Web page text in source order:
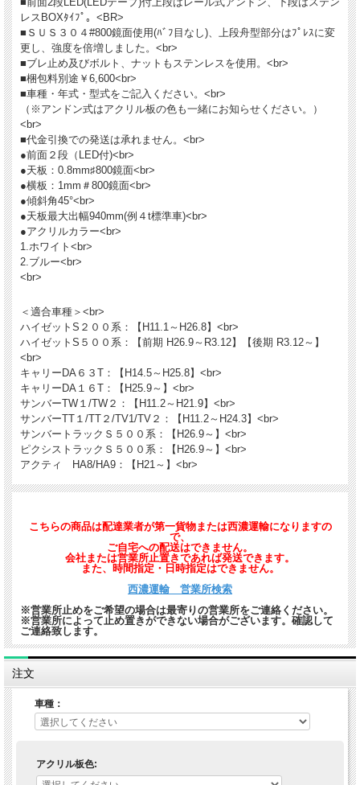
レスBOXﾀｲﾌﾟ。<BR>
■ＳＵＳ３０４#800鏡面使用(ﾊﾞﾌ目なし)、上段舟型部分はﾌﾟﾚｽに変
更し、強度を倍増しました。<br>
■ブレ止め及びボルト、ナットもステンレスを使用。<br>
■梱包料別途￥6,600<br>
■車種・年式・型式をご記入ください。<br>
（※アンドン式はアクリル板の色も一緒にお知らせください。）
<br>
■代金引換での発送は承れません。<br>
●前面２段（LED付)<br>
●天板：0.8mm♯800鏡面<br>
●横板：1mm＃800鏡面<br>
●傾斜角45°<br>
●天板最大出幅940mm(例４t標準車)<br>
●アクリルカラー<br>
1.ホワイト<br>
2.ブルー<br>
<br>
＜適合車種＞<br>
ハイゼットS２００系：【H11.1～H26.8】<br>
ハイゼットS５００系：【前期 H26.9～R3.12】【後期 R3.12～】
<br>
キャリーDA６３T：【H14.5～H25.8】<br>
キャリーDA１６T：【H25.9～】<br>
サンバーTW１/TW２：【H11.2～H21.9】<br>
サンバーTT１/TT２/TV1/TV２：【H11.2～H24.3】<br>
サンバートラックＳ５００系：【H26.9～】<br>
ピクシストラックＳ５００系：【H26.9～】<br>
アクティ HA8/HA9：【H21～】<br>
こちらの商品は配達業者が第一貨物または西濃運輸になりますの
で、
ご自宅への配送はできません。
会社または営業所止置きであれば発送できます。
また、時間指定・日時指定はできません。
西濃運輸 営業所検索
※営業所止めをご希望の場合は最寄りの営業所をご連絡ください。
※営業所によって止め置きができない場合がございます。確認して
ご連絡致します。
注文
車種：
アクリル板色: